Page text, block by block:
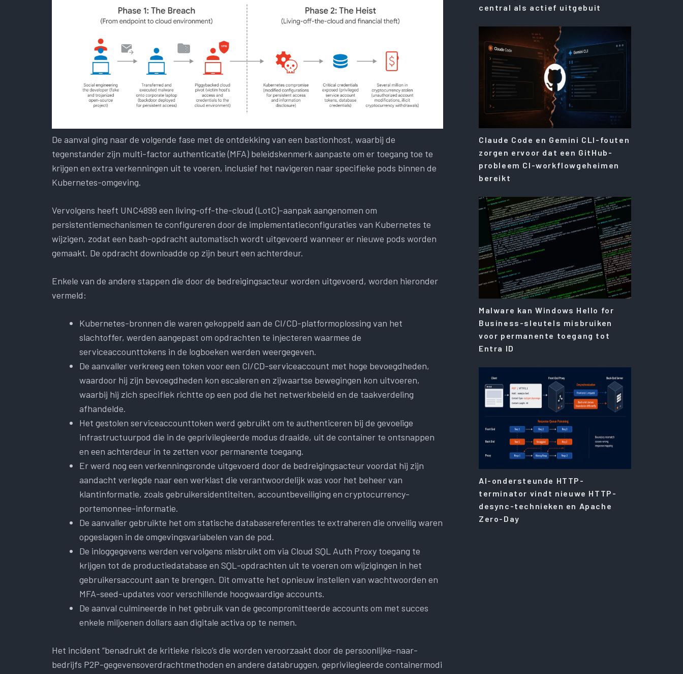
De aanval ging naar de volgende fase met de ontdekking van een bastionhost, waarbij de
tegenstander zijn multi-factor authenticatie (MFA) beleidskenmerk aanpaste om er toegang toe te
krijgen en extra verkenningen uit te voeren, inclusief het navigeren naar specifieke pods binnen de
Kubernetes-omgeving.
Vervolgens heeft UNC4899 een living-off-the-cloud (LotC)-aanpak aangenomen om
persistentiemechanismen te configureren door de implementatieconfiguraties van Kubernetes te
wijzigen, zodat een bash-opdracht automatisch wordt uitgevoerd wanneer er nieuwe pods worden
gemaakt. De opdracht downloadde op zijn beurt een achterdeur.
Enkele van de andere stappen die door de bedreigingsacteur worden uitgevoerd, worden hieronder
vermeld:
Kubernetes-bronnen die waren gekoppeld aan de CI/CD-platformoplossing van het
slachtoffer, werden aangepast om opdrachten te injecteren waarmee de
serviceaccounttokens in de logboeken werden weergegeven.
De aanvaller verkreeg een token voor een CI/CD-serviceaccount met hoge bevoegdheden,
waardoor hij zijn bevoegdheden kon escaleren en zijwaartse bewegingen kon uitvoeren,
waarbij hij zich specifiek richtte op een pod die het netwerkbeleid en de taakverdeling
afhandelde.
Het gestolen serviceaccounttoken werd gebruikt om te authenticeren bij de gevoelige
infrastructuurpod die in de geprivilegieerde modus draaide, uit de container te ontsnappen
en een achterdeur in te zetten voor permanente toegang.
Er werd nog een verkenningsronde uitgevoerd door de bedreigingsacteur voordat hij zijn
aandacht verlegde naar een werklast die verantwoordelijk was voor het beheer van
klantinformatie, zoals gebruikersidentiteiten, accountbeveiliging en cryptocurrency-
portemonnee-informatie.
De aanvaller gebruikte het om statische databasereferenties te extraheren die onveilig waren
opgeslagen in de omgevingsvariabelen van de pod.
De inloggegevens werden vervolgens misbruikt om via Cloud SQL Auth Proxy toegang te
krijgen tot de productiedatabase en SQL-opdrachten uit te voeren om wijzigingen in het
gebruikersaccount aan te brengen. Dit omvatte het opnieuw instellen van wachtwoorden en
MFA-seed-updates voor verschillende hoogwaardige accounts.
De aanval culmineerde in het gebruik van de gecompromitteerde accounts om met succes
enkele miljoenen dollars aan digitale activa op te nemen.
Het incident “benadrukt de kritieke risico’s die worden veroorzaakt door de persoonlijke-naar-
bedrijfs P2P-gegevensoverdrachtmethoden en andere databruggen, geprivilegieerde containermodi
central als actief uitgebuit
Claude Code en Gemini CLI-fouten
zorgen ervoor dat een GitHub-
probleem CI-workflowgeheimen
bereikt
Malware kan Windows Hello for
Business-sleutels misbruiken
voor permanente toegang tot
Entra ID
AI-ondersteunde HTTP-
terminator vindt nieuwe HTTP-
desync-technieken en Apache
Zero-Day